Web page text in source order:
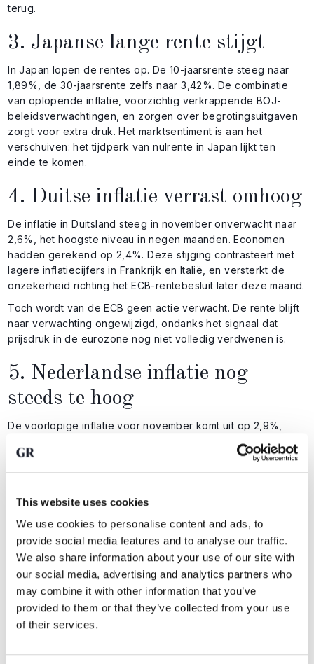
This website uses cookies
We use cookies to personalise content and ads, to
provide social media features and to analyse our traffic.
We also share information about your use of our site with
our social media, advertising and analytics partners who
may combine it with other information that you’ve
provided to them or that they’ve collected from your use
of their services.
terug.
3. Japanse lange rente stijgt
In Japan lopen de rentes op. De 10-jaarsrente steeg naar
1,89%, de 30-jaarsrente zelfs naar 3,42%. De combinatie
van oplopende inflatie, voorzichtig verkrappende BOJ-
beleidsverwachtingen, en zorgen over begrotingsuitgaven
zorgt voor extra druk. Het marktsentiment is aan het
verschuiven: het tijdperk van nulrente in Japan lijkt ten
einde te komen.
4. Duitse inflatie verrast omhoog
De inflatie in Duitsland steeg in november onverwacht naar
2,6%, het hoogste niveau in negen maanden. Economen
hadden gerekend op 2,4%. Deze stijging contrasteert met
lagere inflatiecijfers in Frankrijk en Italië, en versterkt de
onzekerheid richting het ECB-rentebesluit later deze maand.
Toch wordt van de ECB geen actie verwacht. De rente blijft
naar verwachting ongewijzigd, ondanks het signaal dat
prijsdruk in de eurozone nog niet volledig verdwenen is.
5. Nederlandse inflatie nog
steeds te hoog
De voorlopige inflatie voor november komt uit op 2,9%,
meldt het CBS. Dat is slechts een fractie lager dan de 3,1%
van oktober. Hoewel de trend licht dalend is, blijft het cijfer
hardnekkig boven het ECB-doel.
verliest nog steeds koopkracht, terwijl beleggingen nodig
blijven om vermogen te beschermen.
De Amerikaanse arbeidsmarkt verzwakt, terwijl
centrale banken wereldwijd voor lastige keuzes
staan. Lees hoe Fed-beleid, inflatie en geopolitieke